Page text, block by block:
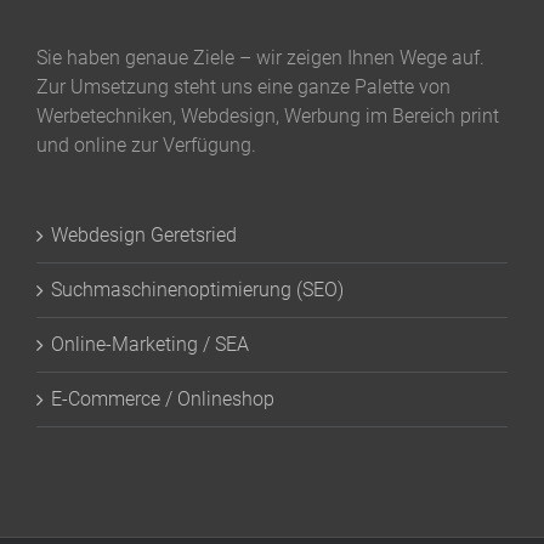
Sie haben genaue Ziele – wir zeigen Ihnen Wege auf.
Zur Umsetzung steht uns eine ganze Palette von
Werbetechniken, Webdesign, Werbung im Bereich print
und online zur Verfügung.
Webdesign Geretsried
Suchmaschinenoptimierung (SEO)
Online-Marketing / SEA
E-Commerce / Onlineshop